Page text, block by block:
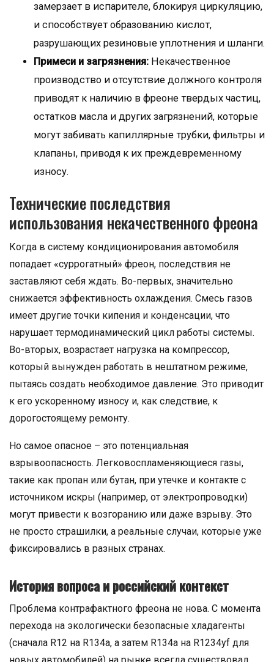
замерзает в испарителе, блокируя циркуляцию,
и способствует образованию кислот,
разрушающих резиновые уплотнения и шланги.
Примеси и загрязнения: Некачественное
производство и отсутствие должного контроля
приводят к наличию в фреоне твердых частиц,
остатков масла и других загрязнений, которые
могут забивать капиллярные трубки, фильтры и
клапаны, приводя к их преждевременному
износу.
Технические последствия
использования некачественного фреона
Когда в систему кондиционирования автомобиля
попадает «суррогатный» фреон, последствия не
заставляют себя ждать. Во-первых, значительно
снижается эффективность охлаждения. Смесь газов
имеет другие точки кипения и конденсации, что
нарушает термодинамический цикл работы системы.
Во-вторых, возрастает нагрузка на компрессор,
который вынужден работать в нештатном режиме,
пытаясь создать необходимое давление. Это приводит
к его ускоренному износу и, как следствие, к
дорогостоящему ремонту.
Но самое опасное – это потенциальная
взрывоопасность. Легковоспламеняющиеся газы,
такие как пропан или бутан, при утечке и контакте с
источником искры (например, от электропроводки)
могут привести к возгоранию или даже взрыву. Это
не просто страшилки, а реальные случаи, которые уже
фиксировались в разных странах.
История вопроса и российский контекст
Проблема контрафактного фреона не нова. С момента
перехода на экологически безопасные хладагенты
(сначала R12 на R134a, а затем R134a на R1234yf для